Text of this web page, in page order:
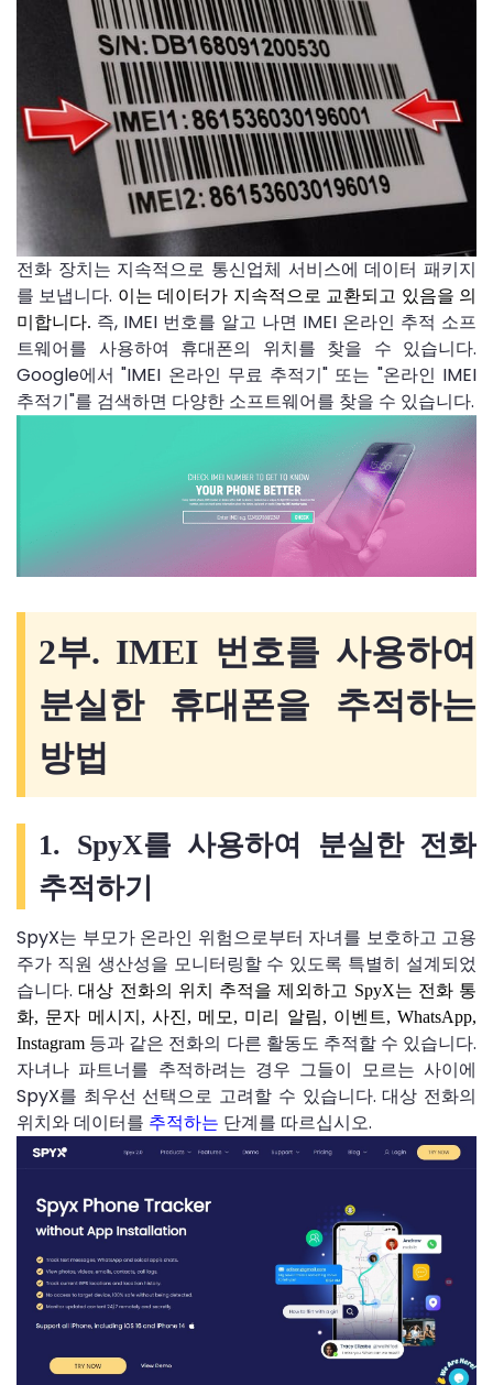
전화 장치는 지속적으로 통신업체 서비스에 데이터 패키지
를 보냅니다. 이는 데이터가 지속적으로 교환되고 있음을 의
미합니다. 즉, IMEI 번호를 알고 나면 IMEI 온라인 추적 소프
트웨어를 사용하여 휴대폰의 위치를 ​​찾을 수 있습니다.
Google에서 "IMEI 온라인 무료 추적기" 또는 "온라인 IMEI
추적기"를 검색하면 다양한 소프트웨어를 찾을 수 있습니다.
2부. IMEI 번호를 사용하여
분실한 휴대폰을 추적하는
방법
1. SpyX를 사용하여 분실한 전화
추적하기
SpyX는 부모가 온라인 위험으로부터 자녀를 보호하고 고용
주가 직원 생산성을 모니터링할 수 있도록 특별히 설계되었
습니다.대상 전화의 위치 추적을 제외하고 SpyX는 전화 통
화, 문자 메시지, 사진, 메모, 미리 알림, 이벤트, WhatsApp,
Instagram 등과 같은 전화의 다른 활동도 추적할 수 있습니다.
자녀나 파트너를 추적하려는 경우 그들이 모르는 사이에
SpyX를 최우선 선택으로 고려할 수 있습니다. 대상 전화의
위치와 데이터를 추적하는 단계를 따르십시오.